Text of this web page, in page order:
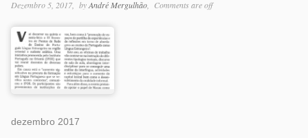
Dezembro 5, 2017 byAndré Mergulhão Comments are off
dezembro 2017